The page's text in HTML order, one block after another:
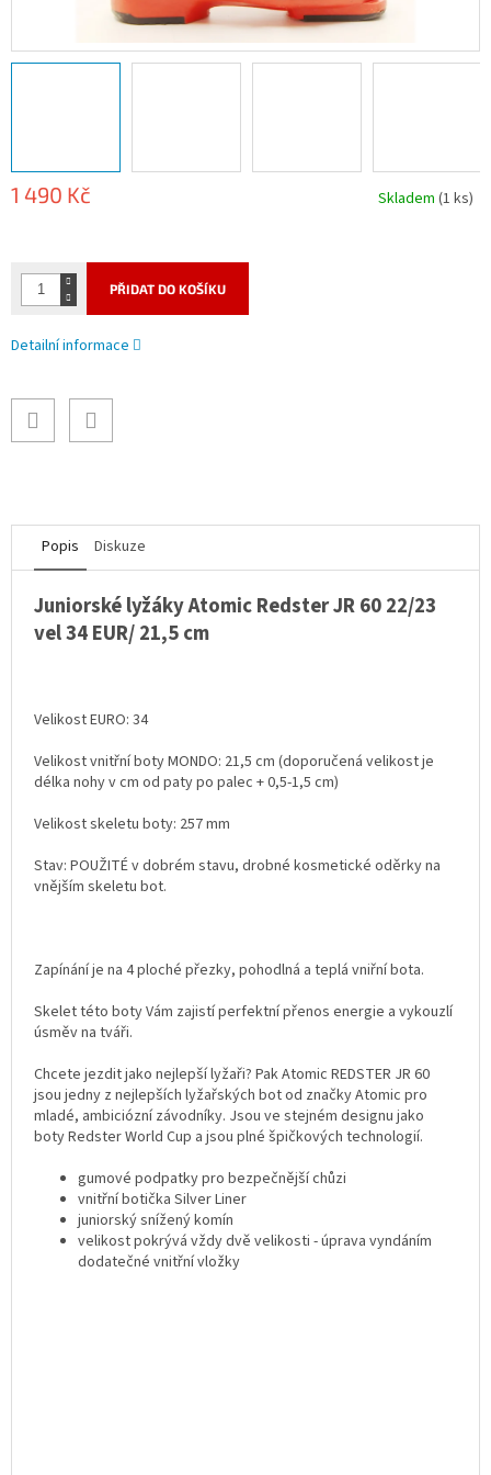
1 490 Kč Skladem(1 ks)
PŘIDAT DO KOŠÍKU
Detailní informace
Popis Diskuze
Juniorské lyžáky Atomic Redster JR 60 22/23
vel 34 EUR/ 21,5 cm
Velikost EURO: 34
Velikost vnitřní boty MONDO: 21,5 cm (doporučená velikost je
délka nohy v cm od paty po palec + 0,5-1,5 cm)
Velikost skeletu boty: 257 mm
Stav: POUŽITÉ v dobrém stavu, drobné kosmetické oděrky na
vnějším skeletu bot.
Zapínání je na 4 ploché přezky, pohodlná a teplá vniřní bota.
Skelet této boty Vám zajistí perfektní přenos energie a vykouzlí
úsměv na tváři.
Chcete jezdit jako nejlepší lyžaři? Pak Atomic REDSTER JR 60
jsou jedny z nejlepších lyžařských bot od značky Atomic pro
mladé, ambiciózní závodníky. Jsou ve stejném designu jako
boty Redster World Cup a jsou plné špičkových technologií.
gumové podpatky pro bezpečnější chůzi
vnitřní botička Silver Liner
juniorský snížený komín
velikost pokrývá vždy dvě velikosti - úprava vyndáním
dodatečné vnitřní vložky